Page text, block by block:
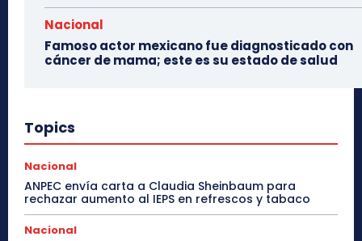
Nacional
Famoso actor mexicano fue diagnosticado con
cáncer de mama; este es su estado de salud
Topics
Nacional
ANPEC envía carta a Claudia Sheinbaum para
rechazar aumento al IEPS en refrescos y tabaco
Nacional